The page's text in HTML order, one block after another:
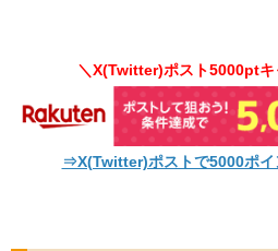
＼X(Twitter)ポスト5000ptキ
⇒X(Twitter)ポストで5000ポイ